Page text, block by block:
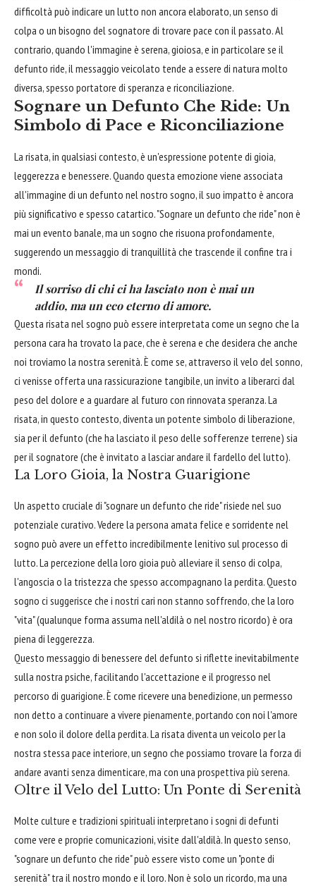
difficoltà può indicare un lutto non ancora elaborato, un senso di
colpa o un bisogno del sognatore di trovare pace con il passato. Al
contrario, quando l'immagine è serena, gioiosa, e in particolare se il
defunto ride, il messaggio veicolato tende a essere di natura molto
diversa, spesso portatore di speranza e riconciliazione.
Sognare un Defunto Che Ride: Un
Simbolo di Pace e Riconciliazione
La risata, in qualsiasi contesto, è un'espressione potente di gioia,
leggerezza e benessere. Quando questa emozione viene associata
all'immagine di un defunto nel nostro sogno, il suo impatto è ancora
più significativo e spesso catartico. "Sognare un defunto che ride" non è
mai un evento banale, ma un sogno che risuona profondamente,
suggerendo un messaggio di tranquillità che trascende il confine tra i
mondi.
Il sorriso di chi ci ha lasciato non è mai un
addio, ma un eco eterno di amore.
Questa risata nel sogno può essere interpretata come un segno che la
persona cara ha trovato la pace, che è serena e che desidera che anche
noi troviamo la nostra serenità. È come se, attraverso il velo del sonno,
ci venisse offerta una rassicurazione tangibile, un invito a liberarci dal
peso del dolore e a guardare al futuro con rinnovata speranza. La
risata, in questo contesto, diventa un potente simbolo di liberazione,
sia per il defunto (che ha lasciato il peso delle sofferenze terrene) sia
per il sognatore (che è invitato a lasciar andare il fardello del lutto).
La Loro Gioia, la Nostra Guarigione
Un aspetto cruciale di "sognare un defunto che ride" risiede nel suo
potenziale curativo. Vedere la persona amata felice e sorridente nel
sogno può avere un effetto incredibilmente lenitivo sul processo di
lutto. La percezione della loro gioia può alleviare il senso di colpa,
l'angoscia o la tristezza che spesso accompagnano la perdita. Questo
sogno ci suggerisce che i nostri cari non stanno soffrendo, che la loro
"vita" (qualunque forma assuma nell'aldilà o nel nostro ricordo) è ora
piena di leggerezza.
Questo messaggio di benessere del defunto si riflette inevitabilmente
sulla nostra psiche, facilitando l'accettazione e il progresso nel
percorso di guarigione. È come ricevere una benedizione, un permesso
non detto a continuare a vivere pienamente, portando con noi l'amore
e non solo il dolore della perdita. La risata diventa un veicolo per la
nostra stessa pace interiore, un segno che possiamo trovare la forza di
andare avanti senza dimenticare, ma con una prospettiva più serena.
Oltre il Velo del Lutto: Un Ponte di Serenità
Molte culture e tradizioni spirituali interpretano i sogni di defunti
come vere e proprie comunicazioni, visite dall'aldilà. In questo senso,
"sognare un defunto che ride" può essere visto come un "ponte di
serenità" tra il nostro mondo e il loro. Non è solo un ricordo, ma una